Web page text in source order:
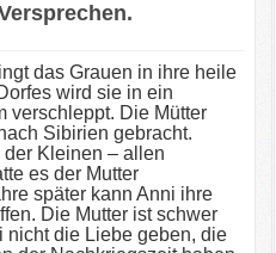
das Grauen in ihre heile
wird sie in ein
verschleppt. Die Mütter
Sibirien gebracht.
Kleinen – allen
es der Mutter
später kann Anni ihre
Die Mutter ist schwer
nicht die Liebe geben, die